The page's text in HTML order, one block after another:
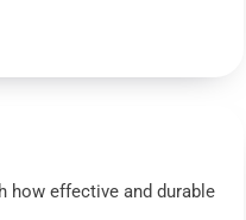
how effective and durable